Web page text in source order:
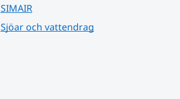
SIMAIR
Sjöar och vattendrag